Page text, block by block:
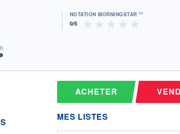
NOTATION MORNINGSTAR ⁽¹⁾
ACHETER
MES LISTES